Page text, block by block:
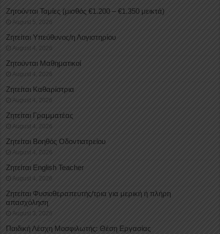
Ζητούνται Ταμίες (μισθός €1.200 – €1.350 μεικτά)
August 5, 2026
Ζητείται Υπεύθυνος/η Λογιστηρίου
August 4, 2026
Ζητούνται Μαθηματικοί
August 4, 2026
Ζητείται Καθαρίστρια
August 4, 2026
Ζητείται Γραμματέας
August 4, 2026
Ζητείται Βοηθός Οδοντιατρείου
August 4, 2026
Ζητείται English Teacher
August 4, 2026
Ζητείται Φυσιοθεραπευτής/τρια για μερική ή πλήρη
απασχόληση
August 3, 2026
Παιδική Λέσχη Μοσφιλωτής: Θέση Εργασίας